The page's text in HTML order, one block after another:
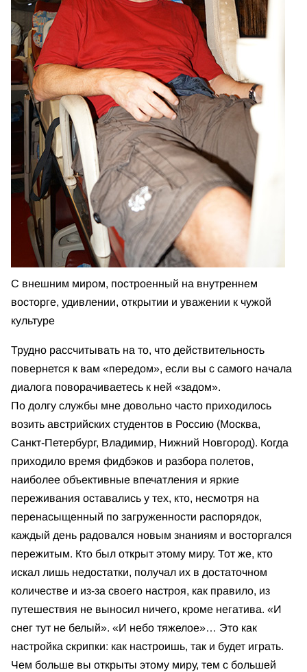
С внешним миром, построенный на внутреннем
восторге, удивлении, открытии и уважении к чужой
культуре
Трудно рассчитывать на то, что действительность
повернется к вам «передом», если вы с самого начала
диалога поворачиваетесь к ней «задом».
По долгу службы мне довольно часто приходилось
возить австрийских студентов в Россию (Москва,
Санкт-Петербург, Владимир, Нижний Новгород). Когда
приходило время фидбэков и разбора полетов,
наиболее объективные впечатления и яркие
переживания оставались у тех, кто, несмотря на
перенасыщенный по загруженности распорядок,
каждый день радовался новым знаниям и восторгался
пережитым. Кто был открыт этому миру. Тот же, кто
искал лишь недостатки, получал их в достаточном
количестве и из-за своего настроя, как правило, из
путешествия не выносил ничего, кроме негатива. «И
снег тут не белый». «И небо тяжелое»… Это как
настройка скрипки: как настроишь, так и будет играть.
Чем больше вы открыты этому миру, тем с большей